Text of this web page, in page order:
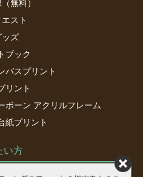
無料）
スト
ッズ
ブック
バスプリント
リント
ボーン アクリルフレーム
紙プリント
い方